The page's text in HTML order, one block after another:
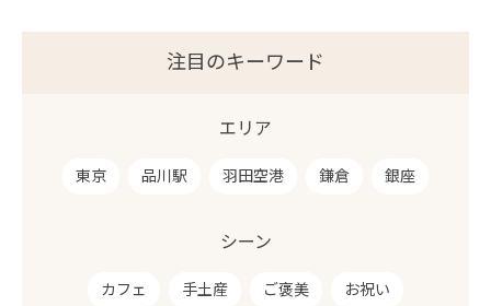
注目のキーワード
エリア
東京 品川駅 羽田空港 鎌倉 銀座
シーン
カフェ 手土産 ご褒美 お祝い